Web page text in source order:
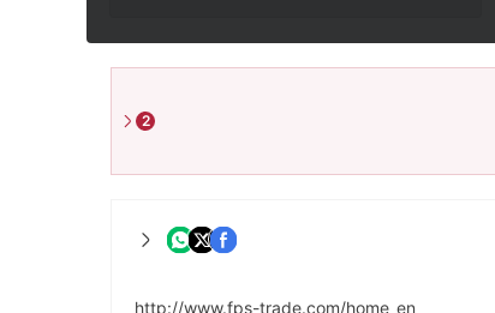
2
http://www.fps-trade.com/home_en